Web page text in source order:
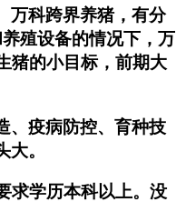
万科跨界养猪，有分
殖设备的情况下，万
猪的小目标，前期大
、疫病防控、育种技
。
求学历本科以上。没